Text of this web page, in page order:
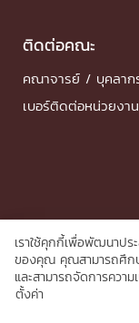
ติดต่อคณะ
คณาจารย์ / บุคลาก
เบอร์ติดต่อหน่วยงาน
© 2026 Faculty of
เราใช้คุกกี้เพื่อพัฒนาปร
ของคุณ คุณสามารถศึกษ
และสามารถจัดการควา
ตั้งค่า